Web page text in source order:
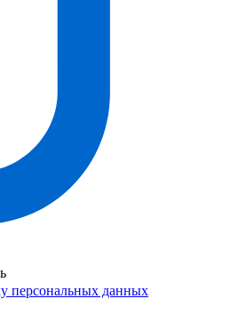
персональных данных